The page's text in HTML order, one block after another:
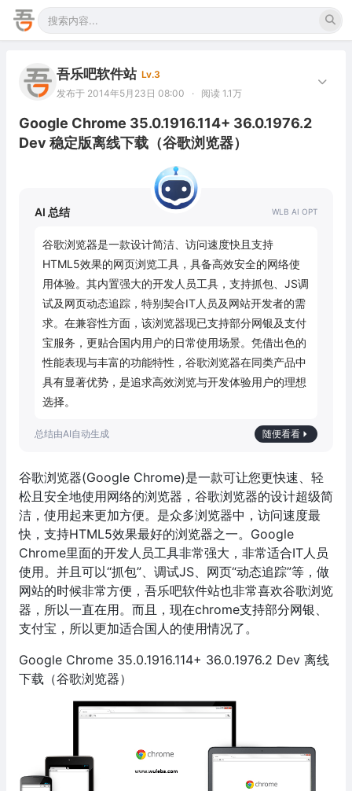
吾乐吧软件站 Lv.3
发布于 2014年5月23日 08:00
· 阅读 1.1万
Google Chrome 35.0.1916.114+ 36.0.1976.2
Dev 稳定版离线下载（谷歌浏览器）
AI 总结
谷歌浏览器是一款设计简洁、访问速度快且支持
HTML5效果的网页浏览工具，具备高效安全的网络使
用体验。其内置强大的开发人员工具，支持抓包、JS调
试及网页动态追踪，特别契合IT人员及网站开发者的需
求。在兼容性方面，该浏览器现已支持部分网银及支付
宝服务，更贴合国内用户的日常使用场景。凭借出色的
性能表现与丰富的功能特性，谷歌浏览器在同类产品中
具有显著优势，是追求高效浏览与开发体验用户的理想
选择。
随便看看
谷歌浏览器(Google Chrome)是一款可让您更快速、轻
松且安全地使用网络的浏览器，谷歌浏览器的设计超级简
洁，使用起来更加方便。是众多浏览器中，访问速度最
快，支持HTML5效果最好的浏览器之一。Google
Chrome里面的开发人员工具非常强大，非常适合IT人员
使用。并且可以“抓包”、调试JS、网页“动态追踪”等，做
网站的时候非常方便，吾乐吧软件站也非常喜欢谷歌浏览
器，所以一直在用。而且，现在chrome支持部分网银、
支付宝，所以更加适合国人的使用情况了。
Google Chrome 35.0.1916.114+ 36.0.1976.2 Dev 离线
下载（谷歌浏览器）